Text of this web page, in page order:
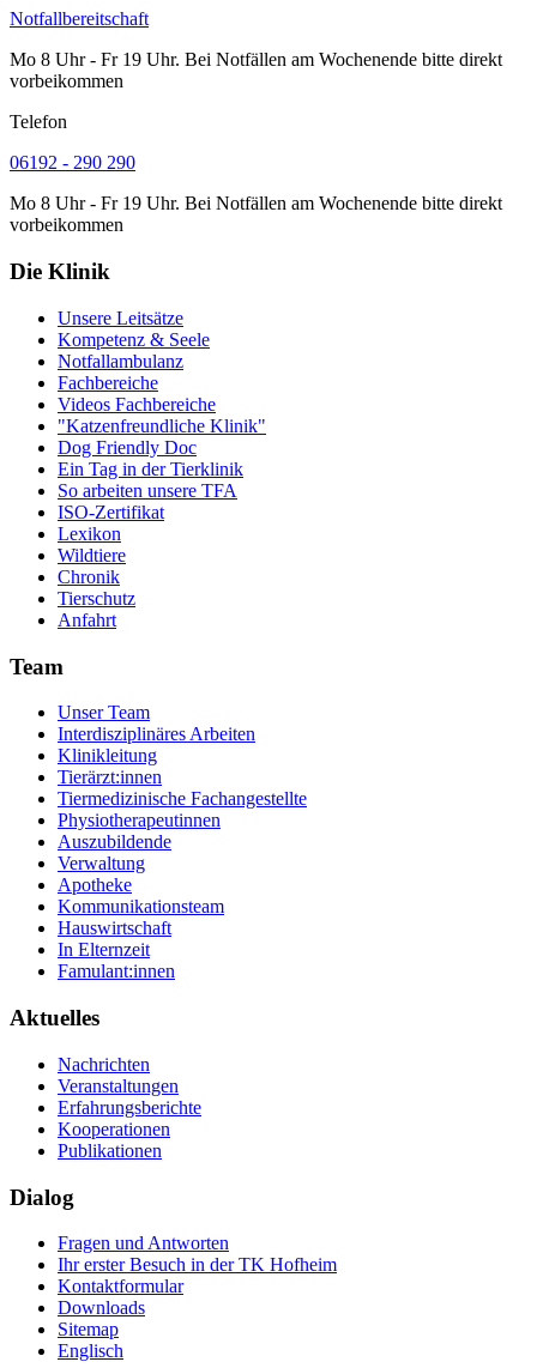
Notfallbereitschaft
Mo 8 Uhr - Fr 19 Uhr. Bei Notfällen am Wochenende bitte direkt
vorbeikommen
Telefon
06192 - 290 290
Mo 8 Uhr - Fr 19 Uhr. Bei Notfällen am Wochenende bitte direkt
vorbeikommen
Die Klinik
Unsere Leitsätze
Kompetenz & Seele
Notfallambulanz
Fachbereiche
Videos Fachbereiche
"Katzenfreundliche Klinik"
Dog Friendly Doc
Ein Tag in der Tierklinik
So arbeiten unsere TFA
ISO-Zertifikat
Lexikon
Wildtiere
Chronik
Tierschutz
Anfahrt
Team
Unser Team
Interdisziplinäres Arbeiten
Klinikleitung
Tierärzt:innen
Tiermedizinische Fachangestellte
Physiotherapeutinnen
Auszubildende
Verwaltung
Apotheke
Kommunikationsteam
Hauswirtschaft
In Elternzeit
Famulant:innen
Aktuelles
Nachrichten
Veranstaltungen
Erfahrungsberichte
Kooperationen
Publikationen
Dialog
Fragen und Antworten
Ihr erster Besuch in der TK Hofheim
Kontaktformular
Downloads
Sitemap
Englisch